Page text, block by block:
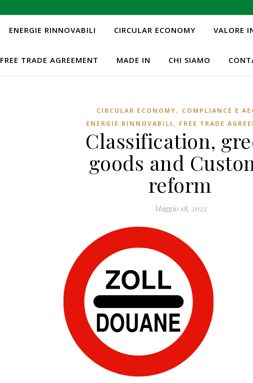
ENERGIE RINNOVABILI CIRCULAR ECONOMY VALORE
FREE TRADE AGREEMENT MADE IN CHI SIAMO
CIRCULAR ECONOMY, COMPLIANCE E
ENERGIE RINNOVABILI , FREE TRADE
Classification,
goods and
reform
Maggio 18, 2023